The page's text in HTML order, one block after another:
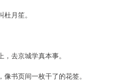
月笙。
去京城学真本事。
书页间一枚干了的花签。